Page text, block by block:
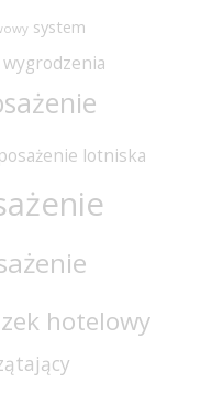
system
wygrodzenia
lotniska
hotelowy